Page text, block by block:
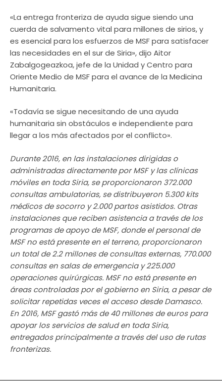
«La entrega fronteriza de ayuda sigue siendo una
cuerda de salvamento vital para millones de sirios, y
es esencial para los esfuerzos de MSF para satisfacer
las necesidades en el sur de Siria», dijo Aitor
Zabalgogeazkoa, jefe de la Unidad y Centro para
Oriente Medio de MSF para el avance de la Medicina
Humanitaria.
«Todavía se sigue necesitando de una ayuda
humanitaria sin obstáculos e independiente para
llegar a los más afectados por el conflicto».
Durante 2016, en las instalaciones dirigidas o
administradas directamente por MSF y las clínicas
móviles en toda Siria, se proporcionaron 372.000
consultas ambulatorias, se distribuyeron 5.300 kits
médicos de socorro y 2.000 partos asistidos. Otras
instalaciones que reciben asistencia a través de los
programas de apoyo de MSF, donde el personal de
MSF no está presente en el terreno, proporcionaron
un total de 2.2 millones de consultas externas, 770.000
consultas en salas de emergencia y 225.000
operaciones quirúrgicas. MSF no está presente en
áreas controladas por el gobierno en Siria, a pesar de
solicitar repetidas veces el acceso desde Damasco.
En 2016, MSF gastó más de 40 millones de euros para
apoyar los servicios de salud en toda Siria,
entregados principalmente a través del uso de rutas
fronterizas.